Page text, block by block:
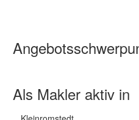
Als Makler aktiv in